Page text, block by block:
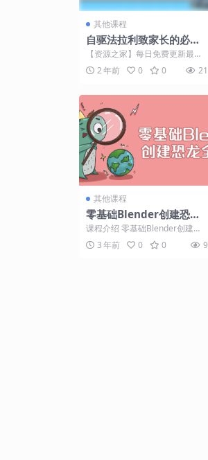
其他课程
自驱法拉利致家长的必修
课
【资源之家】每日免费更新最热
门的副业项目资源 课程介绍 这门
课程旨在帮助家长培养...
2 年前 0 0 21
其他课程
零基础Blender创建恐龙
全流程
课程介绍 零基础Blender创建恐
龙全流程实例制作课程，本套课
程以真实的恐龙角...
3 年前 0 0 9